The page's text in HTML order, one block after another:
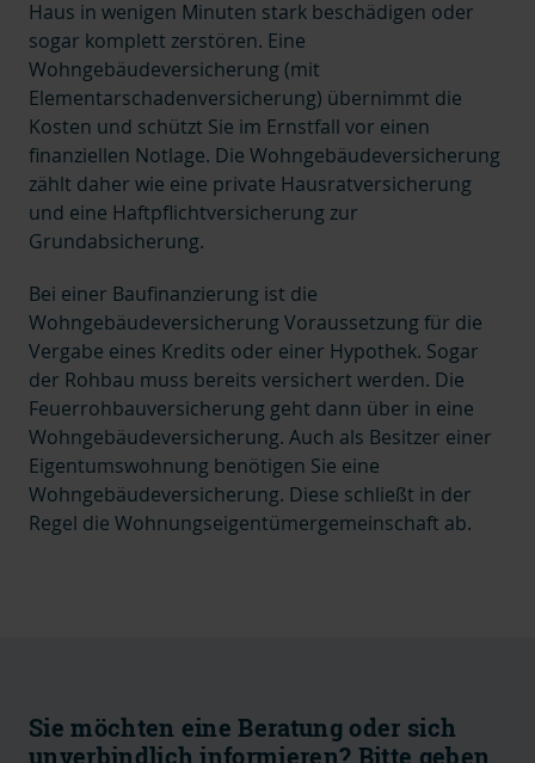
Haus in wenigen Minuten stark beschädigen oder
sogar komplett zerstören. Eine
Wohngebäudeversicherung (mit
Elementarschadenversicherung) übernimmt die
Kosten und schützt Sie im Ernstfall vor einen
finanziellen Notlage. Die Wohngebäudeversicherung
zählt daher wie eine private Hausratversicherung
und eine Haftpflichtversicherung zur
Grundabsicherung.
Bei einer Baufinanzierung ist die
Wohngebäudeversicherung Voraussetzung für die
Vergabe eines Kredits oder einer Hypothek. Sogar
der Rohbau muss bereits versichert werden. Die
Feuerrohbauversicherung geht dann über in eine
Wohngebäudeversicherung. Auch als Besitzer einer
Eigentumswohnung benötigen Sie eine
Wohngebäudeversicherung. Diese schließt in der
Regel die Wohnungseigentümergemeinschaft ab.
Sie möchten eine Beratung oder sich